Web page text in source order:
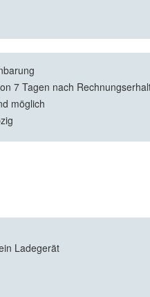
7 Tagen nach
möglich
Ladegerät